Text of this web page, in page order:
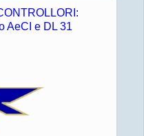
AeCI e DL 31